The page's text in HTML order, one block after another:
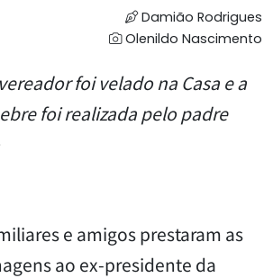
Damião Rodrigues
Olenildo Nascimento
foi velado na Casa e a
foi realizada pelo padre
e amigos prestaram as
ao ex-presidente da